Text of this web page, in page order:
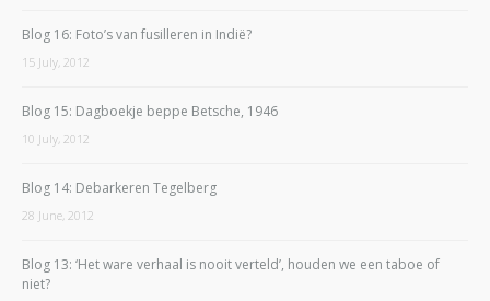
Blog 16: Foto’s van fusilleren in Indië?
15 July, 2012
Blog 15: Dagboekje beppe Betsche, 1946
10 July, 2012
Blog 14: Debarkeren Tegelberg
28 June, 2012
Blog 13: ‘Het ware verhaal is nooit verteld’, houden we een taboe of
niet?